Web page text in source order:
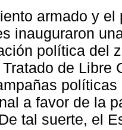
armado y
inauguraron
política del
de Libre
a favor de la
tal suerte, el